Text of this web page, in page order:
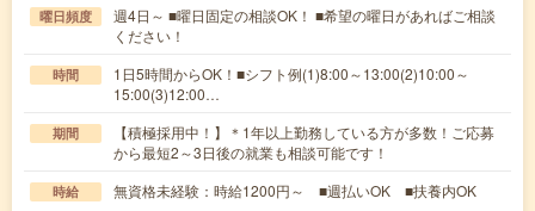
曜日頻度
週4日～ ■曜日固定の相談OK！ ■希望の曜日があればご相談
ください！
時間
1日5時間からOK！■シフト例(1)8:00～13:00(2)10:00～
15:00(3)12:00…
期間
【積極採用中！】＊1年以上勤務している方が多数！ご応募
から最短2～3日後の就業も相談可能です！
時給 無資格未経験：時給1200円～ ■週払いOK ■扶養内OK